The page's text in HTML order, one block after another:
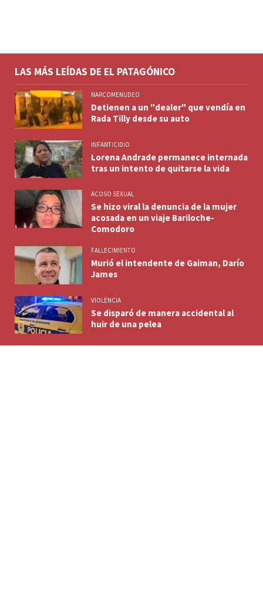
LAS MÁS LEÍDAS DE EL PATAGÓNICO
NARCOMENUDEO
Detienen a un "dealer" que vendía en
Rada Tilly desde su auto
INFANTICIDIO
Lorena Andrade permanece internada
tras un intento de quitarse la vida
ACOSO SEXUAL
Se hizo viral la denuncia de la mujer
acosada en un viaje Bariloche-
Comodoro
FALLECIMIENTO
Murió el intendente de Gaiman, Darío
James
VIOLENCIA
Se disparó de manera accidental al
huir de una pelea